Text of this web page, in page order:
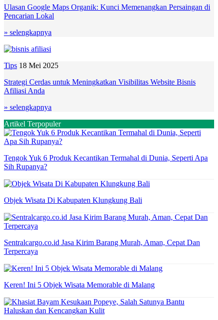
Ulasan Google Maps Organik: Kunci Memenangkan Persaingan di
Pencarian Lokal
» selengkapnya
Tips 18 Mei 2025
Strategi Cerdas untuk Meningkatkan Visibilitas Website Bisnis
Afiliasi Anda
» selengkapnya
Artikel Terpopuler
Tengok Yuk 6 Produk Kecantikan Termahal di Dunia, Seperti Apa
Sih Rupanya?
Objek Wisata Di Kabupaten Klungkung Bali
Sentralcargo.co.id Jasa Kirim Barang Murah, Aman, Cepat Dan
Terpercaya
Keren! Ini 5 Objek Wisata Memorable di Malang